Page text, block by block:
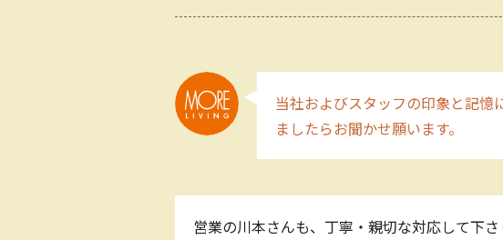
当社およびスタッフの印象と記憶
ましたらお聞かせ願います。
営業の川本さんも、丁寧・親切な対応して下